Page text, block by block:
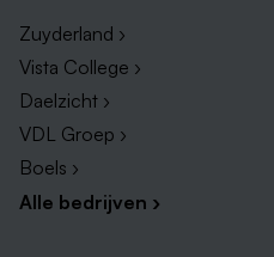
Zuyderland ›
Vista College ›
Daelzicht ›
VDL Groep ›
Boels ›
Alle bedrijven ›